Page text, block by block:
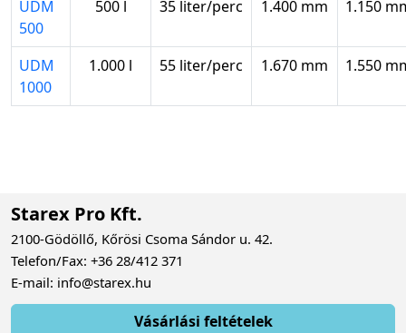
UDM
500
500 l 35 liter/perc 1.400 mm 1.150
UDM
1000
1.000 l 55 liter/perc 1.670 mm 1.550
Starex Pro Kft.
2100-Gödöllő, Kőrösi Csoma Sándor u. 42.
Telefon/Fax: +36 28/412 371
E-mail: info@starex.hu
Vásárlási feltételek